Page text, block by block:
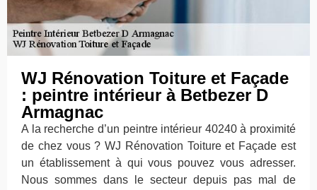
WJ Rénovation Toiture et Façade
: peintre intérieur à Betbezer D
Armagnac
A la recherche d’un peintre intérieur 40240 à proximité
de chez vous ? WJ Rénovation Toiture et Façade est
un établissement à qui vous pouvez vous adresser.
Nous sommes dans le secteur depuis pas mal de